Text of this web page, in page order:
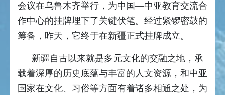
会议在乌鲁木齐举行，为中国—中亚教育交流合
作中心的挂牌埋下了关键伏笔。经过紧锣密鼓的
筹备，昨天，它终于在新疆正式挂牌成立。
新疆自古以来就是多元文化的交融之地，承
载着深厚的历史底蕴与丰富的人文资源，和中亚
国家在文化、习俗等方面有着诸多相通之处，为